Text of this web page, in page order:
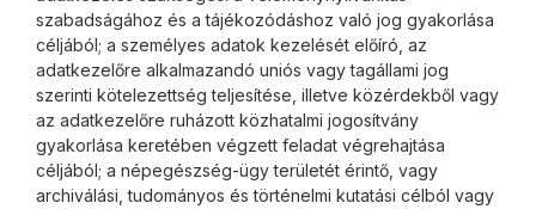
szabadságához és a tájékozódáshoz való jog gyakorlása
céljából; a személyes adatok kezelését előíró, az
adatkezelőre alkalmazandó uniós vagy tagállami jog
szerinti kötelezettség teljesítése, illetve közérdekből vagy
az adatkezelőre ruházott közhatalmi jogosítvány
gyakorlása keretében végzett feladat végrehajtása
céljából; a népegészség-ügy területét érintő, vagy
archiválási, tudományos és történelmi kutatási célból vagy